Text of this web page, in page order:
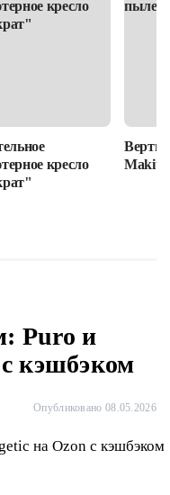
кресло
Makita
Puro и
кэшбэком
Опубликовано 08.05.2026